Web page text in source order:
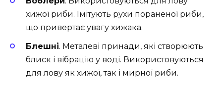
хижої риби. Імітують рухи пораненої риби,
що привертає увагу хижака.
Блешні. Металеві принади, які створюють
блиск і вібрацію у воді. Використовуються
для лову як хижої, так і мирної риби.